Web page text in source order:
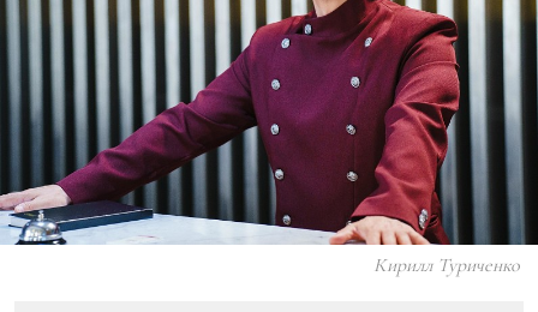
Кирилл Туриченко